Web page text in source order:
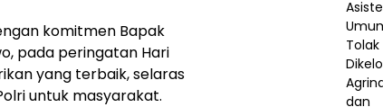
komitmen Bapak
pada peringatan Hari
yang terbaik, selaras
untuk masyarakat.